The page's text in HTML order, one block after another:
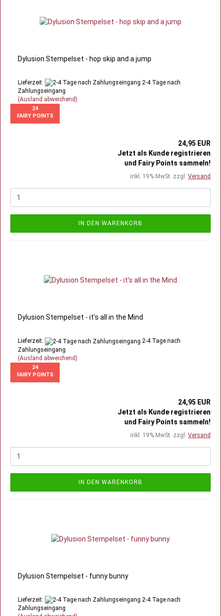
Dylusion Stempelset - hop skip and a jump
Lieferzeit:
2-4 Tage nach
Zahlungseingang
(Ausland abweichend)
24
FAIRY POINTS
24,95 EUR
Jetzt als Kunde registrieren
und Fairy Points sammeln!
inkl. 19% MwSt. zzgl. Versand
IN DEN WARENKORB
Dylusion Stempelset - it's all in the Mind
Lieferzeit:
2-4 Tage nach
Zahlungseingang
(Ausland abweichend)
24
FAIRY POINTS
24,95 EUR
Jetzt als Kunde registrieren
und Fairy Points sammeln!
inkl. 19% MwSt. zzgl. Versand
IN DEN WARENKORB
Dylusion Stempelset - funny bunny
Lieferzeit:
2-4 Tage nach
Zahlungseingang